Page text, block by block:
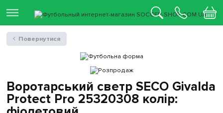
Воротарський светр SECO Givalda
Protect Pro 25320308 колiр:
Повернутися